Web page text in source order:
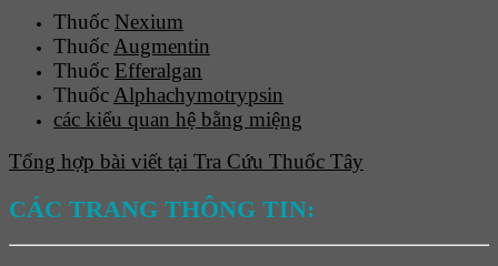
Thuốc Nexium
Thuốc Augmentin
Thuốc Efferalgan
Thuốc Alphachymotrypsin
các kiểu quan hệ bằng miệng
Tổng hợp bài viết tại Tra Cứu Thuốc Tây
CÁC TRANG THÔNG TIN: